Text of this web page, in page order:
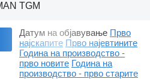
TGM
Датум на објавување Прво
најскапите Прво најевтините
Година на производство -
прво новите Година на
производство - прво старите